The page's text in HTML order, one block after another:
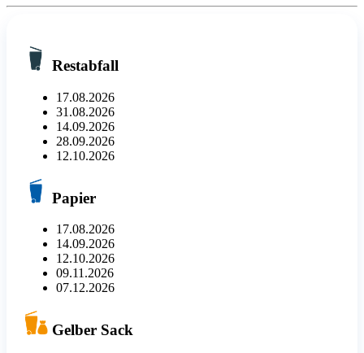
Restabfall
17.08.2026
31.08.2026
14.09.2026
28.09.2026
12.10.2026
Papier
17.08.2026
14.09.2026
12.10.2026
09.11.2026
07.12.2026
Gelber Sack